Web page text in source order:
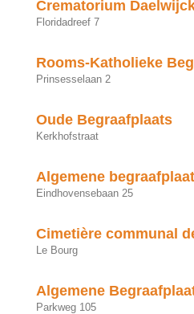
Crematorium
Floridadreef 7
Rooms-Katholieke
Prinsesselaan 2
Oude Begraafplaats
Kerkhofstraat
Algemene
Eindhovensebaan 25
Cimetière communal
Le Bourg
Algemene
Parkweg 105